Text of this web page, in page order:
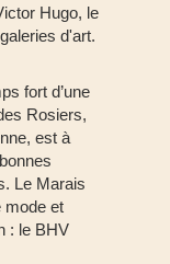
Hugo, le
d'art.
fort d’une
Rosiers,
est à
Le Marais
mode et
: le BHV